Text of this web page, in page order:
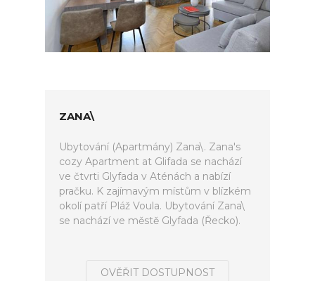
ZANA\
Ubytování (Apartmány) Zana\. Zana's
cozy Apartment at Glifada se nachází
ve čtvrti Glyfada v Aténách a nabízí
pračku. K zajímavým místům v blízkém
okolí patří Pláž Voula. Ubytování Zana\
se nachází ve městě Glyfada (Řecko).
OVĚŘIT DOSTUPNOST